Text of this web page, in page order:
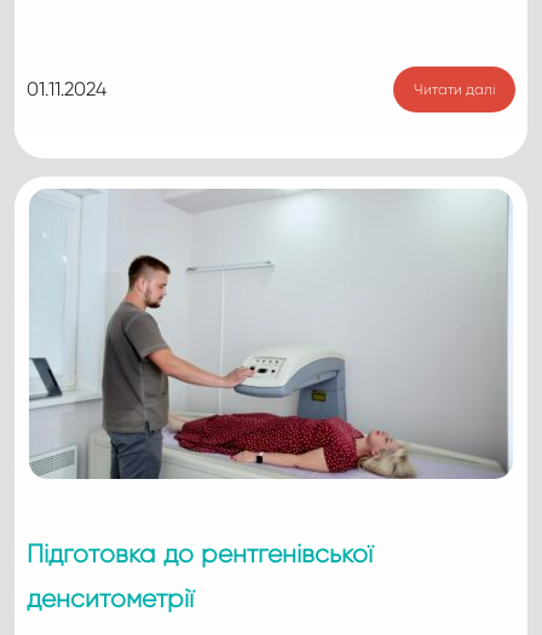
01.11.2024 Читати далі
Підготовка до рентгенівської
денситометрії